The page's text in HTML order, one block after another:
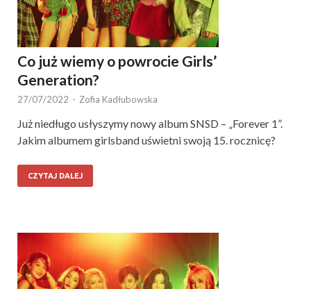
Co już wiemy o powrocie Girls’
Generation?
27/07/2022 - Zofia Kadłubowska
Już niedługo usłyszymy nowy album SNSD – „Forever 1”.
Jakim albumem girlsband uświetni swoją 15. rocznicę?
CZYTAJ DALEJ